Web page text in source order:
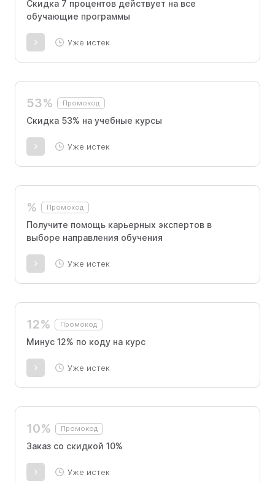
Скидка 7 процентов действует на все
обучающие программы
Уже истек
53% Промокод
Скидка 53% на учебные курсы
Уже истек
% Промокод
Получите помощь карьерных экспертов в
выборе направления обучения
Уже истек
12% Промокод
Минус 12% по коду на курс
Уже истек
10% Промокод
Заказ со скидкой 10%
Уже истек